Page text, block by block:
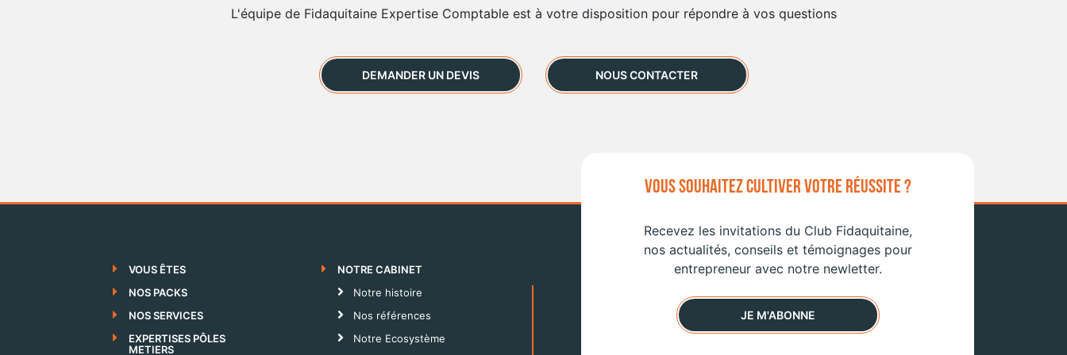
L'équipe de Fidaquitaine Expertise Comptable est à votre disposition pour répondre à vos questions
DEMANDER UN DEVIS NOUS CONTACTER
VOUS ÊTES
NOS PACKS
NOS SERVICES
EXPERTISES PÔLES
METIERS
NOTRE CABINET
Notre histoire
Nos références
Notre Ecosystème
VOUS SOUHAITEZ CULTIVER VOTRE RÉUSSITE ?
Recevez les invitations du Club Fidaquitaine,
nos actualités, conseils et témoignages pour
entrepreneur avec notre newletter.
JE M'ABONNE